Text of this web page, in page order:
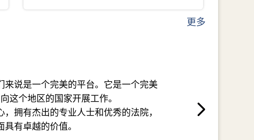
更多
说是一个完美的平台。它是一个完美
这个地区的国家开展工作。
拥有杰出的专业人士和优秀的法院，
有卓越的价值。